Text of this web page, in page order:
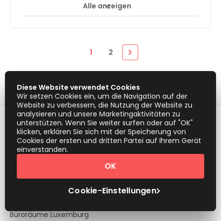
our buzzing business community of
entrepreneurs.Service with a smile and admin support
Alle anzeigen
1 2
Büroflächen in der Nähe Coworking Space in der Nähe
Büroräume Luxemburg
Büroräume Howald
Büroräume Bertrange
Büroräume Leudelange
Büroräume Livange
Büroräume Luxemburg
Diese Website verwendet Cookies
Wir setzen Cookies ein, um die Navigation auf der
Website zu verbessern, die Nutzung der Website zu
analysieren und unsere Marketingaktivitäten zu
unterstützen. Wenn Sie weiter surfen oder auf "OK"
klicken, erklären Sie sich mit der Speicherung von
Cookies der ersten und dritten Partei auf Ihrem Gerät
einverstanden.
Cookie-Einstellungen
OK